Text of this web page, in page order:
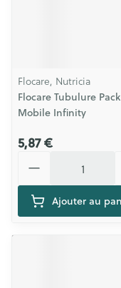
Flocare, Nutricia
Flocare Tubulure Pack
Mobile Infinity
5,87 €
Ajouter au